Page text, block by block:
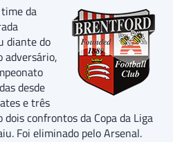
da
diante do
adversário,
desde
e três
confrontos da Copa da Liga
Foi eliminado pelo Arsenal.